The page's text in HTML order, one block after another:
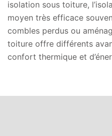
isolation sous toiture,
moyen très efficace
combles perdus ou
toiture offre différents
confort thermique et